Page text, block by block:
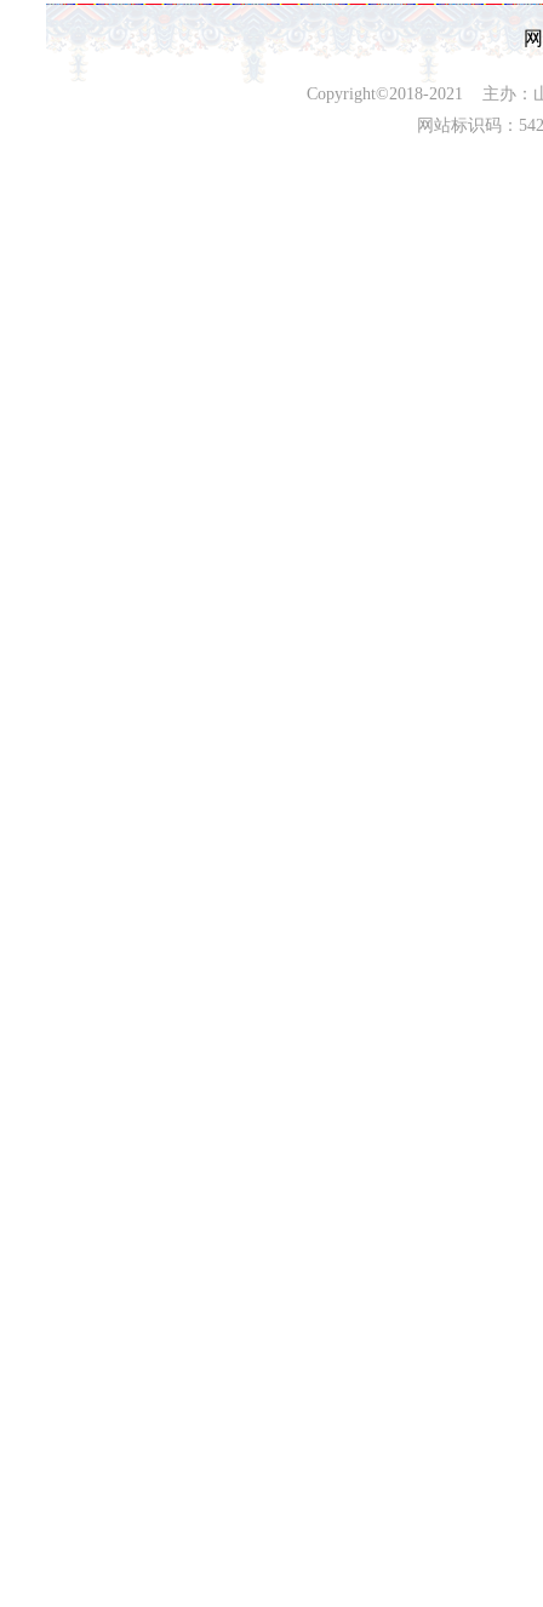
Copyright©2018-2021 主办：
网站标识码：